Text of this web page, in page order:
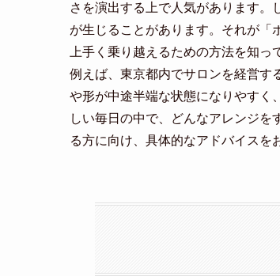
さを演出する上で人気があります。
が生じることがあります。それが「
上手く乗り越えるための方法を知っ
例えば、東京都内でサロンを経営す
や形が中途半端な状態になりやすく
しい毎日の中で、どんなアレンジを
る方に向け、具体的なアドバイスを